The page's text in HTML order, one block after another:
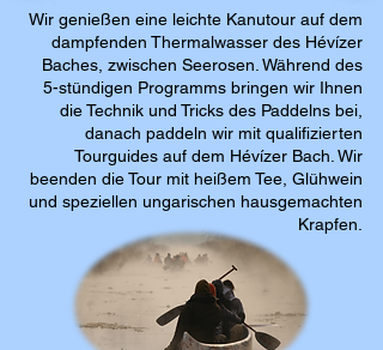
Wir genießen eine leichte Kanutour auf dem
dampfenden Thermalwasser des Hévízer
Baches, zwischen Seerosen. Während des
5-stündigen Programms bringen wir Ihnen
die Technik und Tricks des Paddelns bei,
danach paddeln wir mit qualifizierten
Tourguides auf dem Hévízer Bach. Wir
beenden die Tour mit heißem Tee, Glühwein
und speziellen ungarischen hausgemachten
Krapfen.